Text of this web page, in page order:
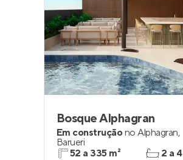
Bosque Alphagran
Em construçãono Alphagran,
Barueri
52 a 335 m²
2 a 4